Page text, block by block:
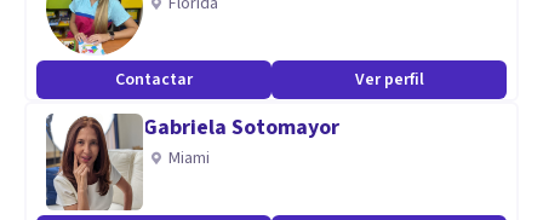
personas a definir metas y objetivos específicos para sus
vidas.
Aptitudes
Me dedico al abordaje integral de pacientes adolescentes y
adultos. Me importa escucharlos y acompañarlos con el
Contactar Ver perfil
Gabriela Sotomayor
Miami